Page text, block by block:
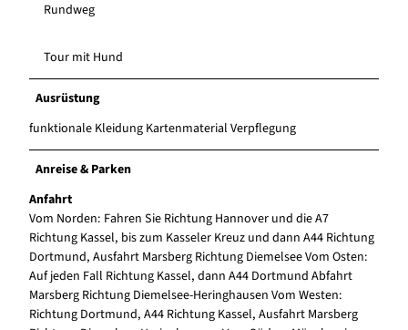
Rundweg
Tour mit Hund
Ausrüstung
funktionale Kleidung Kartenmaterial Verpflegung
Anreise & Parken
Anfahrt
Vom Norden: Fahren Sie Richtung Hannover und die A7
Richtung Kassel, bis zum Kasseler Kreuz und dann A44 Richtung
Dortmund, Ausfahrt Marsberg Richtung Diemelsee Vom Osten:
Auf jeden Fall Richtung Kassel, dann A44 Dortmund Abfahrt
Marsberg Richtung Diemelsee-Heringhausen Vom Westen:
Richtung Dortmund, A44 Richtung Kassel, Ausfahrt Marsberg